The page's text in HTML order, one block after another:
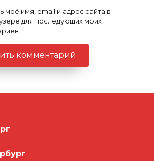
моё имя, email и адрес сайта в
для последующих моих